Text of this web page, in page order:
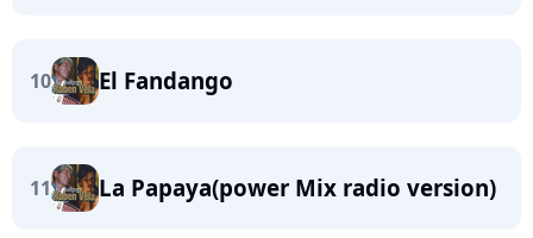
10 El Fandango
11 La Papaya(power Mix radio version)